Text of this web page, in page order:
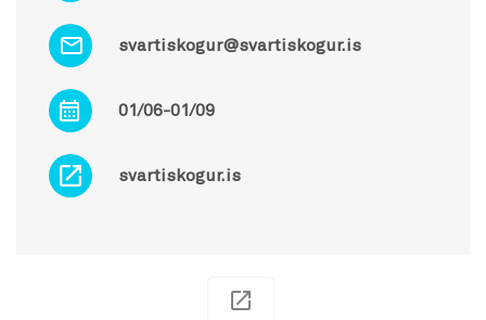
svartiskogur@svartiskogur.is
01/06-01/09
svartiskogur.is